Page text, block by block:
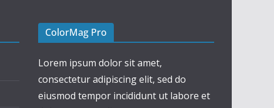
ColorMag Pro
Lorem ipsum dolor sit amet,
consectetur adipiscing elit, sed do
eiusmod tempor incididunt ut labore et